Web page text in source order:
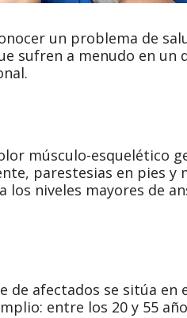
un problema de
sufren a menudo en
músculo-esquelético
parestesias en pies
niveles mayores de
de afectados se sitúa
entre los 20 y 55